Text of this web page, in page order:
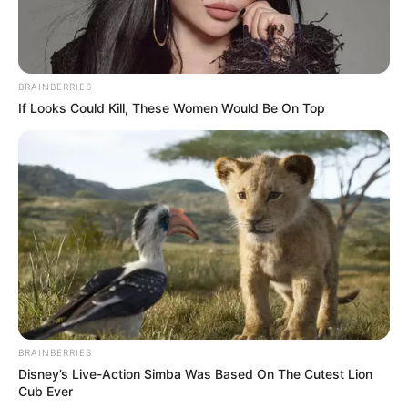
Golongan Darah: –
Warna Rambut: Hitam
Warna Mata: Hitam
Warna Kulit: Putih
Ukuran Sepatu: –
Ukuran Baju: –
Pendidikan
Universitas Prima Indonesia
Keluarga
Ayah: –
BRAINBERRIES
If Looks Could Kill, These Women Would Be On Top
BRAINBERRIES
Disney’s Live-Action Simba Was Based On The Cutest Lion
Cub Ever